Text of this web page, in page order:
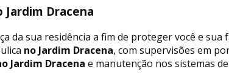
Dracena
da sua residência a fim de proteger você e sua
no Jardim Dracena, com supervisões em
Jardim Dracena e manutenção nos sistemas